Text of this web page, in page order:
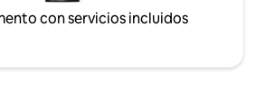
con servicios incluidos